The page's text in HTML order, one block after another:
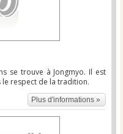
se trouve à Jongmyo. Il est
respect de la tradition.
Plus d'informations »